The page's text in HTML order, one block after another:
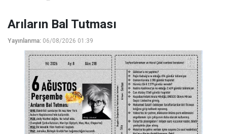
Arıların Bal Tutması
Yayınlanma: 06/08/2026 01:39